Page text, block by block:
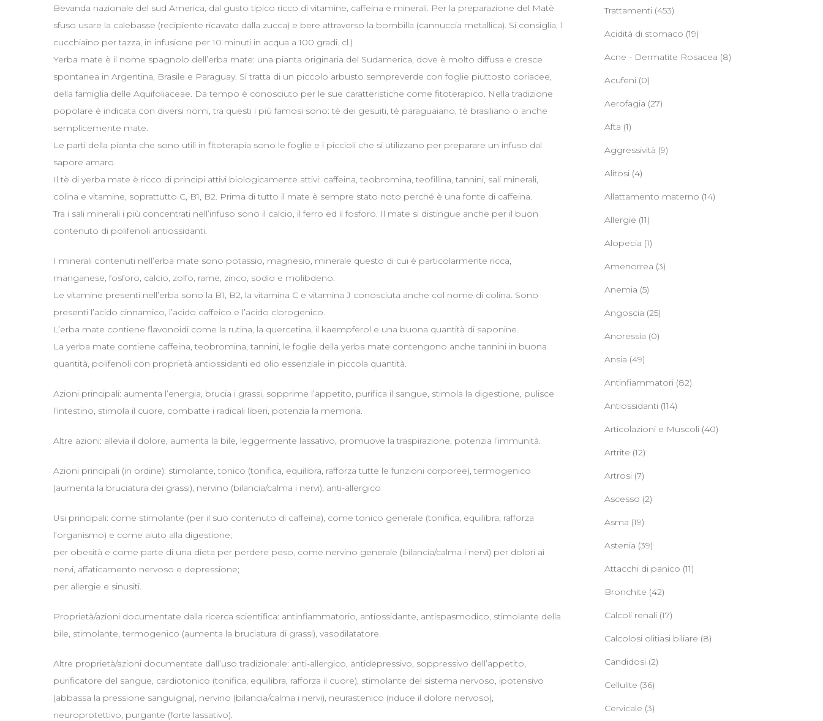
Bevanda nazionale del sud America, dal gusto tipico ricco di vitamine, caffeina e minerali. Per la preparazione del Matè
sfuso usare la calebasse (recipiente ricavato dalla zucca) e bere attraverso la bombilla (cannuccia metallica). Si consiglia, 1
cucchiaino per tazza, in infusione per 10 minuti in acqua a 100 gradi. cl.)
Yerba mate è il nome spagnolo dell’erba mate: una pianta originaria del Sudamerica, dove è molto diffusa e cresce
spontanea in Argentina, Brasile e Paraguay. Si tratta di un piccolo arbusto sempreverde con foglie piuttosto coriacee,
della famiglia delle Aquifoliaceae. Da tempo è conosciuto per le sue caratteristiche come fitoterapico. Nella tradizione
popolare è indicata con diversi nomi, tra questi i più famosi sono: tè dei gesuiti, tè paraguaiano, tè brasiliano o anche
semplicemente mate.
Le parti della pianta che sono utili in fitoterapia sono le foglie e i piccioli che si utilizzano per preparare un infuso dal
sapore amaro.
Il tè di yerba mate è ricco di principi attivi biologicamente attivi: caffeina, teobromina, teofillina, tannini, sali minerali,
colina e vitamine, soprattutto C, B1, B2. Prima di tutto il mate è sempre stato noto perché è una fonte di caffeina.
Tra i sali minerali i più concentrati nell’infuso sono il calcio, il ferro ed il fosforo. Il mate si distingue anche per il buon
contenuto di polifenoli antiossidanti.
I minerali contenuti nell’erba mate sono potassio, magnesio, minerale questo di cui è particolarmente ricca,
manganese, fosforo, calcio, zolfo, rame, zinco, sodio e molibdeno.
Le vitamine presenti nell’erba sono la B1, B2, la vitamina C e vitamina J conosciuta anche col nome di colina. Sono
presenti l’acido cinnamico, l’acido caffeico e l’acido clorogenico.
L’erba mate contiene flavonoidi come la rutina, la quercetina, il kaempferol e una buona quantità di saponine.
La yerba mate contiene caffeina, teobromina, tannini, le foglie della yerba mate contengono anche tannini in buona
quantità, polifenoli con proprietà antiossidanti ed olio essenziale in piccola quantità.
Azioni principali: aumenta l’energia, brucia i grassi, sopprime l’appetito, purifica il sangue, stimola la digestione, pulisce
l’intestino, stimola il cuore, combatte i radicali liberi, potenzia la memoria.
Altre azioni: allevia il dolore, aumenta la bile, leggermente lassativo, promuove la traspirazione, potenzia l’immunità.
Azioni principali (in ordine): stimolante, tonico (tonifica, equilibra, rafforza tutte le funzioni corporee), termogenico
(aumenta la bruciatura dei grassi), nervino (bilancia/calma i nervi), anti-allergico
Usi principali: come stimolante (per il suo contenuto di caffeina), come tonico generale (tonifica, equilibra, rafforza
l’organismo) e come aiuto alla digestione;
per obesità e come parte di una dieta per perdere peso, come nervino generale (bilancia/calma i nervi) per dolori ai
nervi, affaticamento nervoso e depressione;
per allergie e sinusiti.
Proprietà/azioni documentate dalla ricerca scientifica: antinfiammatorio, antiossidante, antispasmodico, stimolante della
bile, stimolante, termogenico (aumenta la bruciatura di grassi), vasodilatatore.
Altre proprietà/azioni documentate dall’uso tradizionale: anti-allergico, antidepressivo, soppressivo dell’appetito,
purificatore del sangue, cardiotonico (tonifica, equilibra, rafforza il cuore), stimolante del sistema nervoso, ipotensivo
(abbassa la pressione sanguigna), nervino (bilancia/calma i nervi), neurastenico (riduce il dolore nervoso),
neuroprotettivo, purgante (forte lassativo).
Trattamenti (453)
Acidità di stomaco (19)
Acne - Dermatite Rosacea (8)
Acufeni (0)
Aerofagia (27)
Afta (1)
Aggressività (9)
Alitosi (4)
Allattamento materno (14)
Allergie (11)
Alopecia (1)
Amenorrea (3)
Anemia (5)
Angoscia (25)
Anoressia (0)
Ansia (49)
Antinfiammatori (82)
Antiossidanti (114)
Articolazioni e Muscoli (40)
Artrite (12)
Artrosi (7)
Ascesso (2)
Asma (19)
Astenia (39)
Attacchi di panico (11)
Bronchite (42)
Calcoli renali (17)
Calcolosi olitiasi biliare (8)
Candidosi (2)
Cellulite (36)
Cervicale (3)